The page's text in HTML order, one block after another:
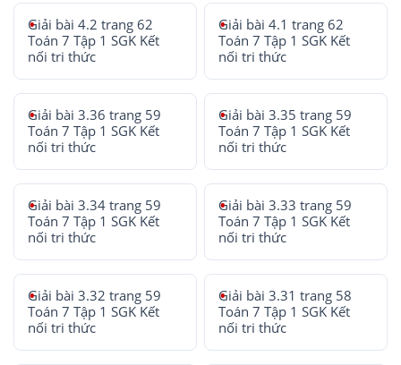
Giải bài 4.2 trang 62
Toán 7 Tập 1 SGK Kết
nối tri thức
Giải bài 4.1 trang 62
Toán 7 Tập 1 SGK Kết
nối tri thức
Giải bài 3.36 trang 59
Toán 7 Tập 1 SGK Kết
nối tri thức
Giải bài 3.35 trang 59
Toán 7 Tập 1 SGK Kết
nối tri thức
Giải bài 3.34 trang 59
Toán 7 Tập 1 SGK Kết
nối tri thức
Giải bài 3.33 trang 59
Toán 7 Tập 1 SGK Kết
nối tri thức
Giải bài 3.32 trang 59
Toán 7 Tập 1 SGK Kết
nối tri thức
Giải bài 3.31 trang 58
Toán 7 Tập 1 SGK Kết
nối tri thức